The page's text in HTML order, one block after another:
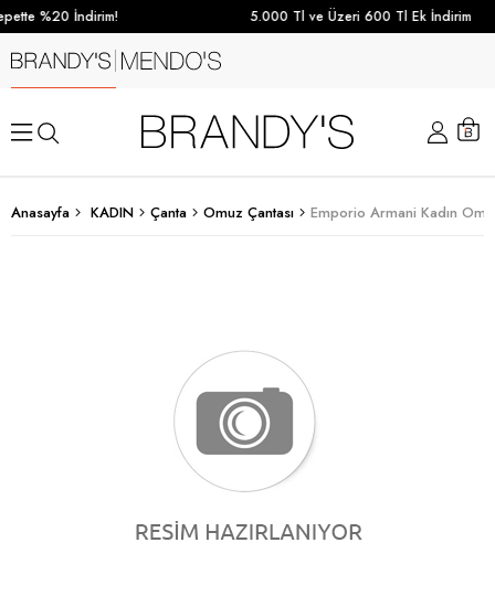
%20 İndirim! 5.000 Tl ve Üzeri 600 Tl Ek İndirim
Anasayfa KADIN Çanta Omuz Çantası Emporio Armani Kadın